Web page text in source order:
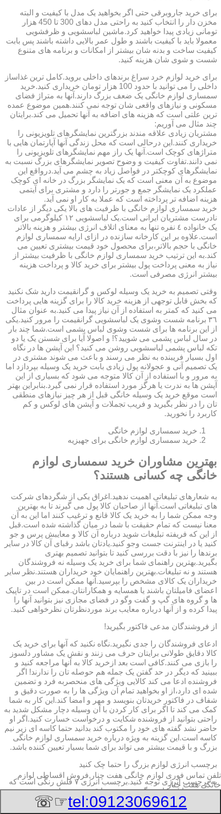
برای خرید جاروبرقی حتی اگر بخواهید یک مدل با کیفیت و البته
مخزن دار را انتخاب کنید به راحتی مدل دهای 300 تا 450 هزار
تومانی زیادی پیدا خواهید کرد.ماشین لباسشویی و ظرفشویی
معمولا باید با کیفیت باشند و طول عمر بالایی داشته باشند پس بابت
کیفیت ساخت و بدنه شان بیشتر از امکانات و برنامه های متنوع
شست و شوی شان هزینه کنید.
برای خرید لوازم خرد سراغ برندهای داخلی بروید.کامل ترین غذاساز
داخلی را می توانید با حدود 100 هزار تومان خریداری کنید.خرید
سمساری لوازم خانگی یک ضعف بزرگ دارند.آنها به متراژ فضای
مسکونی و نیازهای واقعی شان توجه نمی کنند.همین موضوع عمده
ترین علتی است که هزینه های اضافه به آنها تحمیل می کند.برایتان
چند مثال می آوریم:
مشتریان زیادی علاقه مندند بزرگترین نمایشگرهای تلویزیونی را
خریداری کنند.این درحالی است که محل زندگی آنها آپارتمان هایی با
متراژهای کوچک است.آنها یک راز مهم نمایشگرهای تلویزیونی را
نمی دانند.تفاوت کیفیت و وضوح تصویر نمایشگرهای بزرگ نسبت به
نمایشگرهای کوچکتر در فواصل زیاد به چشم می آید.درواقع این
موضوع به آن معنی است که یک نمایشگر بزرگ در خانه ای کوچک
عملکرد یک نمایشگر جمع و جورتر را دارد و مشتری برای آیتمی
هزینه اضافه تر پرداخته است که عملا به کار او نمی آید.
خرید سمساری لوازم خانگی با ظرفیت های بالا یکی دیگر از عادات
نادرست مشتریان ایرانی است.یک لباسشویی ١٢ کیلوگرمی برای
یک خانواده ٤ نفره تنها به معنای اتلاف انرژی بیشتر و هزینه بالاتر
است.علاوه بر این کارخانه سازنده در ازای ارایه سمساری لوازم
خانگی با حجم بالاتر،برای محصول خود قیمت بیشتری تعیین می
کند.به این ترتیب خرید سمساری لوازم خانگی با ظرفیت بیشتر از
نیاز به معنی پرداخت پول بیشتر برای خرید کالا و پرداخت هزینه
بیشتر انرژی مصرفی است.
وقتی تصمیم به خرید یک وسیله لوکس و گرانقیمت دارید شک نکنید
که بخش قابل توجهی از هزینه خرید کالا را برای گزینه هایی پرداخت
می کنید که کمتر به استفاده از آن نیاز پیدا می کنید.به عنوان مثال
٣٦ برنامه شست وشوی یک لباسشویی گرانقیمت را مرور کنید.یکی
از این برنامه ها برای شست وشوی لباس پشمی است.شما چند بار
در سال لباس پشمی می شویید؟! و اصولا آیا برای شستن یک یا دو
تکه لباس پشمی لباسشویی روشن می کنید؟ این آپشن ها در نگاه
اول بسیار فریبنده به نظر می رسند و باعث می شوند مشتری در
یک تصمیم آنی و عجولانه پول زیادی بابت خرید یک وسیله بپردازد اما
به مرور و با استفاده از آن کالا متوجه می شود که بسیاری از این
آپشن ها به ندرت یا هرگز مورد استفاده قرار نمی گیرد.بنابراین بهتر
است موقع خرید یک وسیله خانگی قبل از هر چیز نیازهای منطقی
تان را در نظر بگیرید و فریب تجملات و آپشن های لوکس و کم
کاربرد را نخورید.
خرید سمساری لوازم خانگی
خرید سمساری لوازم خانگی برای جهیزیه
بهترین مشاوران خرید سمساری لوازم
خانگی چه کسانی هستند؟
به شعارهای تبلیغاتی اهمیت ندهید.اغراق یکی از شگردهای شرکت
های تبلیغاتی است.آنها از صاحبان کالا پول می گیرند تا به بهترین
وجه ممکن شما را به خرید یک کالا قانع و ترغیب کنند اما این به آن
معنا نیست که تمام حقیقت با شما در میان گذاشته شده است.قبل
از این که فریفته تبلیغات شوید درباره آن کالا و معایبش پرس و جو
کنید یا در اینترنت جست وجو کنید.یادتان باشد رقبای آن کالا در سایر
برندها را نیز با دقت بررسی کنید تا بتوانید تصمیم بهتری
بگیرید.بهترین راهنمای شما برای خرید یک وسیله نه فروشندگان
هستند و نه تبلیغات.بهترین راهنمایان خود خریداران هستند.نظر سایر
خریداران یک کالای مشخص را بپرسید.آنها ممکن است در بین
اعضای فامیلتان باشند یا همسایه و همکارانتان.ممکن است در تاپیک
ها و گروه های گپ و گفت وگو در فضای مجازی نیز بتوانید آنها را
پیدا کرده و از آنها درباره معایب برند موردنظرتان نظرخواهی کنید.
از فروشندگان مدعی فاکتور بگیرید!
ادعای فروشندگان را جدی نگیرید.نگاه نکنید که آنها برای خرید یک
کالا دقایق طولانی برایتان حرف می زنند و نقش یک مشاور دلسوز
را بازی می کنند.کافی است بعد ازخرید کالا به آنها مراجعه کنید و
ببینید که دیگر در حد گفتن یک جمله هم حوصله تان را ندارند! اگر
فروشنده ادعا می کند کالایی ویژگی های منحصربه فرد و تضمین
شده ای دارد،از او بخواهید تمام آن ویژگی ها را به صورت دقیق و
شفاف در فاکتور خریدتان بنویسد و مهر و امضا کند.این کار به شما
کمک می کند تا اگر برای کار کردن با آن وسیله دچار مشکل شدید به
راحتی بتوانید از فروشنده شکایت و درخواست خسارت کنید.اگر او
حاضر نشد گفته های خود را مکتوب کند بدانید حتما کاسه ای زیر نیم
کاسه است.این گزینه به ویژه درباره خرید سمساری لوازم خانگی
بزرگ و با قیمت بیشتر می تواند برای شما بسیار تعیین کننده باشد.
برچسب انرژی لوازم بزرگ را حتما چک کنید
به برچسب انرژی توجه کنید.برچسب انرژی ٧ فلش رنگی است که
به ترتیب طیف های رنگی سبز تیره تا قرمز تیره را در بر می
گیرد.این فلش ها با حروف لاتین A تا G ردیف گذاری شده اند.فلش
A که به رنگ سبز تیره است معرف کمترین میزان مصرف انرژی و
تلفن تماس فوری لوازم خانگی هفت چنار,فروش اقساطی لوازم
خانگی هفت چنار
tel:09123069612
☞☏